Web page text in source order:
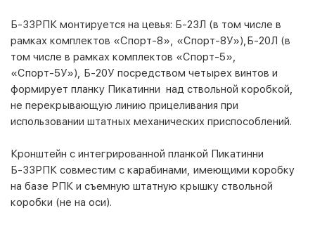
Б-33РПК монтируется на цевья: Б-23Л (в том числе в
рамках комплектов «Спорт-8», «Спорт-8У»),Б-20Л (в
том числе в рамках комплектов «Спорт-5»,
«Спорт-5У»), Б-20У посредством четырех винтов и
формирует планку Пикатинни над ствольной коробкой,
не перекрывающую линию прицеливания при
использовании штатных механических приспособлений.
Кронштейн с интегрированной планкой Пикатинни
Б-33РПК совместим с карабинами, имеющими коробку
на базе РПК и съемную штатную крышку ствольной
коробки (не на оси).